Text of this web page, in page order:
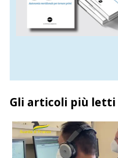
Gli articoli più letti